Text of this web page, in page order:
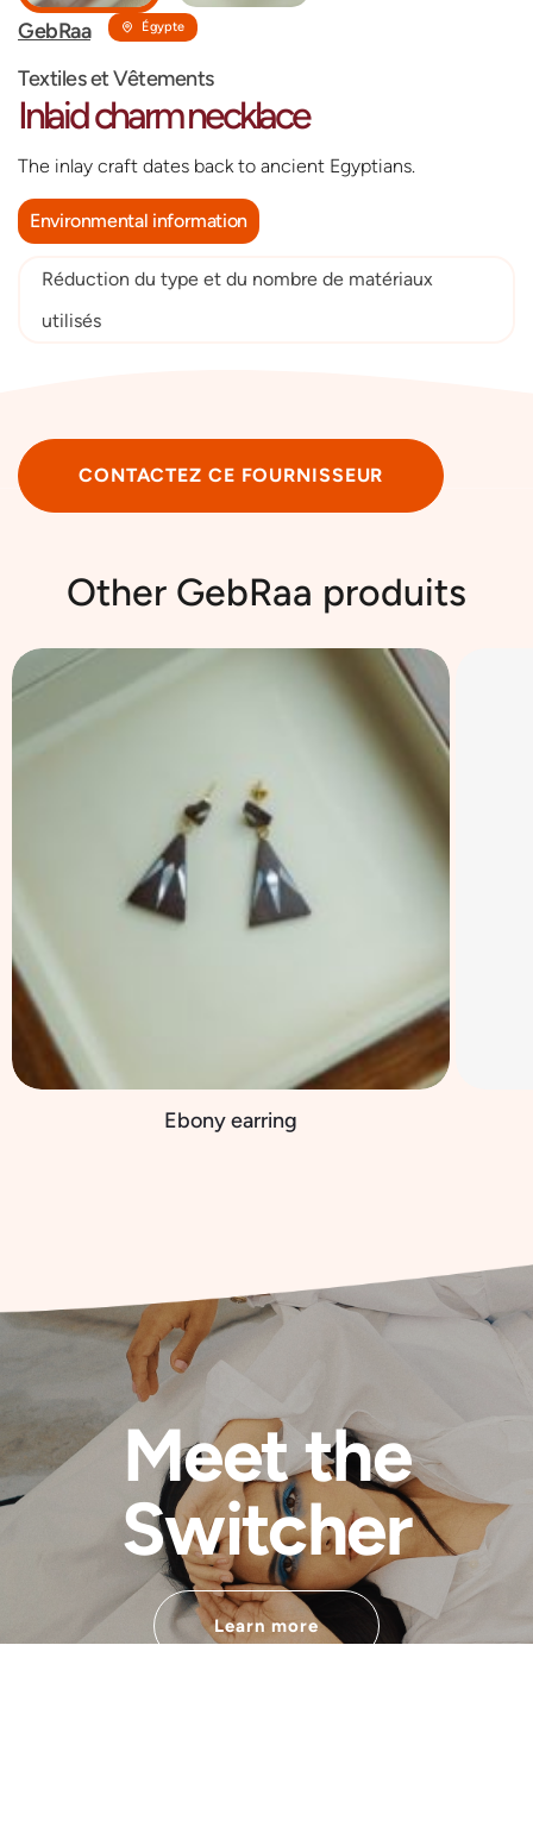
GebRaa Égypte
Textiles et Vêtements
Inlaid charm necklace
The inlay craft dates back to ancient Egyptians.
Environmental information
Réduction du type et du nombre de matériaux
utilisés
CONTACTEZ CE FOURNISSEUR
Other GebRaa produits
Ebony earring
Meet the
Switcher
Learn more